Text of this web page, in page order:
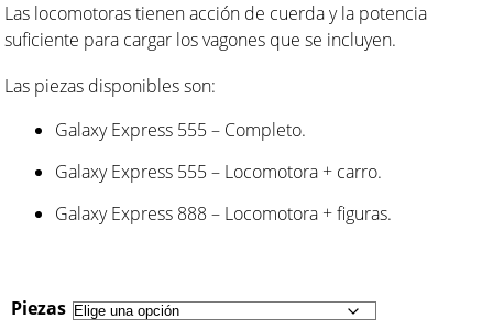
Las locomotoras tienen acción de cuerda y la potencia
suficiente para cargar los vagones que se incluyen.
Las piezas disponibles son:
Galaxy Express 555 – Completo.
Galaxy Express 555 – Locomotora + carro.
Galaxy Express 888 – Locomotora + figuras.
Piezas